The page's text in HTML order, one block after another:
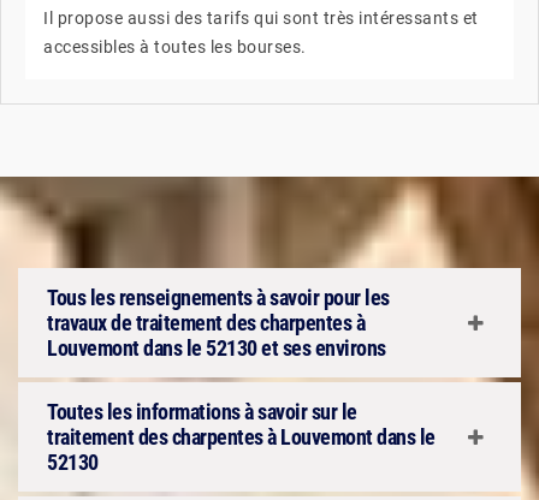
Il propose aussi des tarifs qui sont très intéressants et
accessibles à toutes les bourses.
Tous les renseignements à savoir pour les
travaux de traitement des charpentes à
Louvemont dans le 52130 et ses environs
Toutes les informations à savoir sur le
traitement des charpentes à Louvemont dans le
52130